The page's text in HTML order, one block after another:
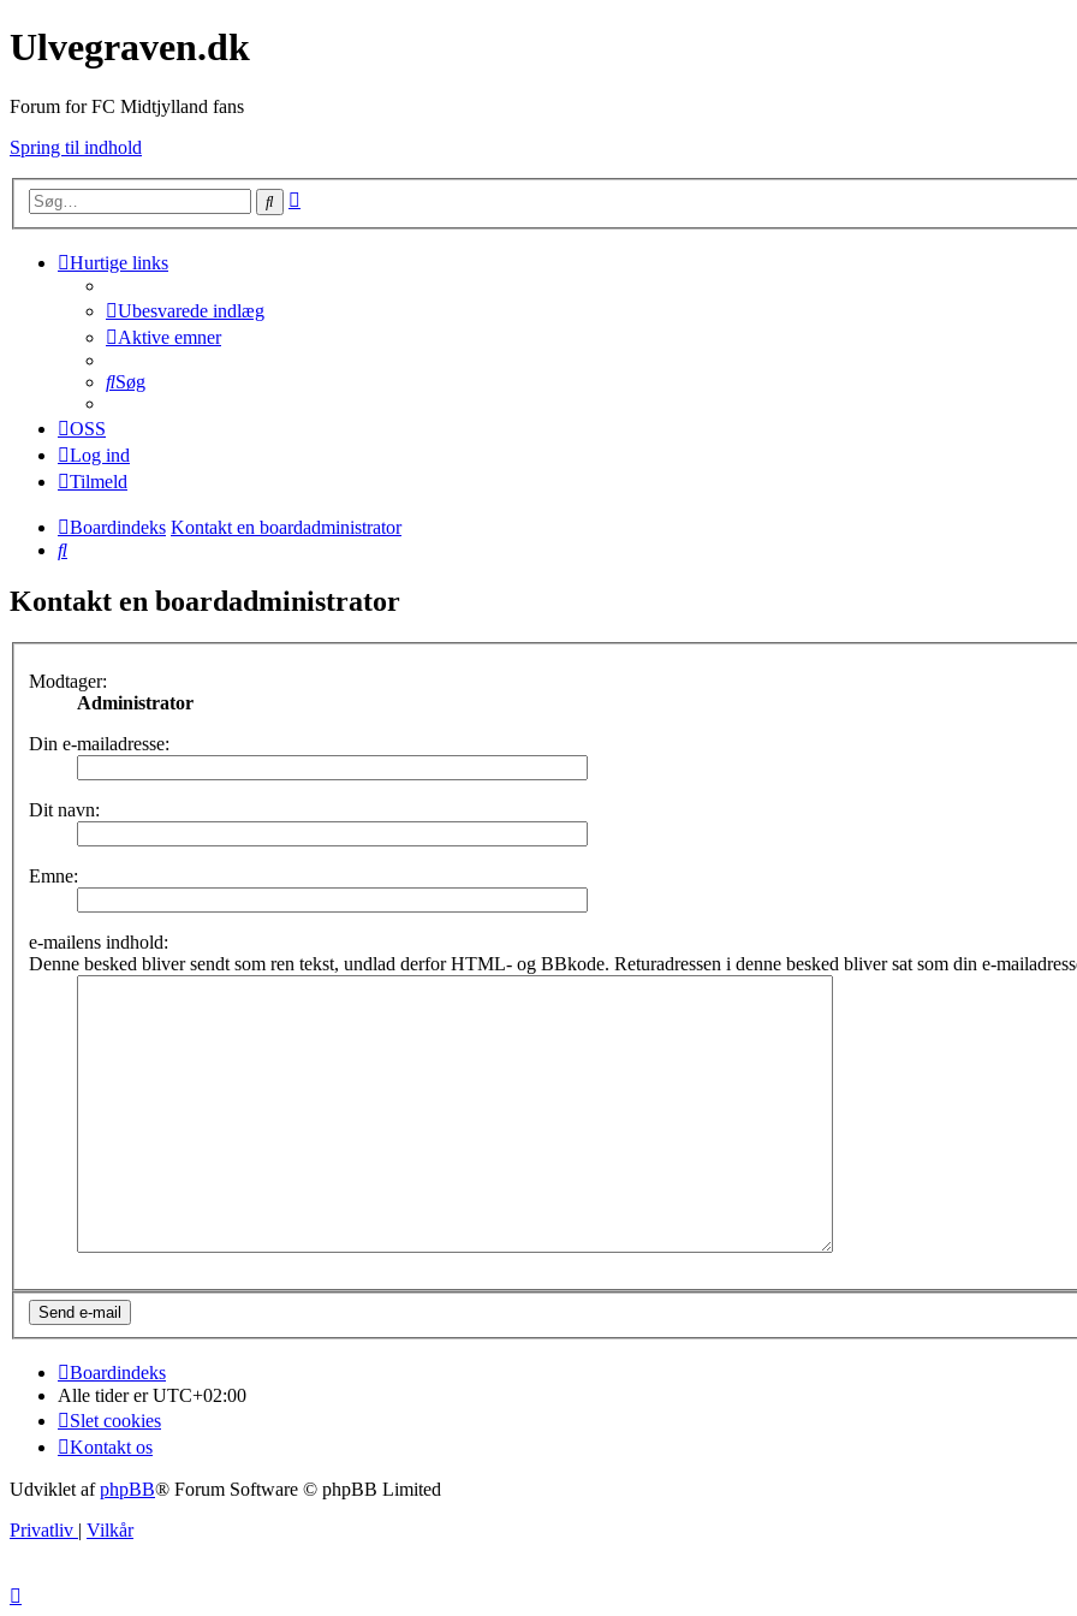
Ulvegraven.dk
Forum for FC Midtjylland fans
Spring til indhold
Søg
Hurtige links
Ubesvarede indlæg
Aktive emner
Søg
OSS
Log ind
Tilmeld
Boardindeks Kontakt en boardadministrator
Søg
Kontakt en boardadministrator
Modtager:
Administrator
Din e-mailadresse:
Dit navn:
Emne:
e-mailens indhold:
Denne besked bliver sendt som ren tekst, undlad derfor HTML- og BBkode. Returadressen i denne besked bliver sat som din e-
Boardindeks
Alle tider erUTC+02:00
Slet cookies
Kontakt os
Udviklet afphpBB® Forum Software © phpBB Limited
Privatliv
Vilkår